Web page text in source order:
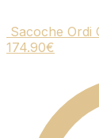
Sacoche Ordi
174.90€